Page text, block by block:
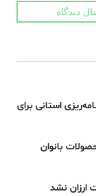
دیدگاه
استانی برای
بانوان